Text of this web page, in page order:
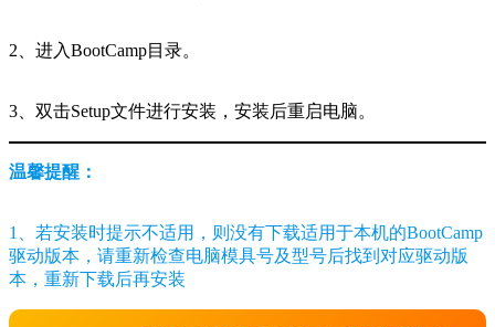
2、进入BootCamp目录。
3、双击Setup文件进行安装，安装后重启电脑。
温馨提醒：
1、若安装时提示不适用，则没有下载适用于本机的BootCamp
驱动版本，请重新检查电脑模具号及型号后找到对应驱动版
本，重新下载后再安装